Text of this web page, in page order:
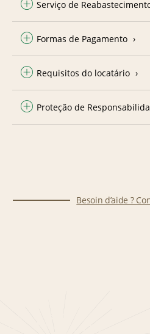
Serviço de
Formas de Pagamento
Requisitos do locatário
Proteção de
Besoin d’aide ?